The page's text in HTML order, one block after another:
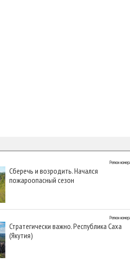
Регион
Сберечь и возродить. Начался
пожароопасный сезон
Регион
Стратегически важно. Республика Саха
(Якутия)